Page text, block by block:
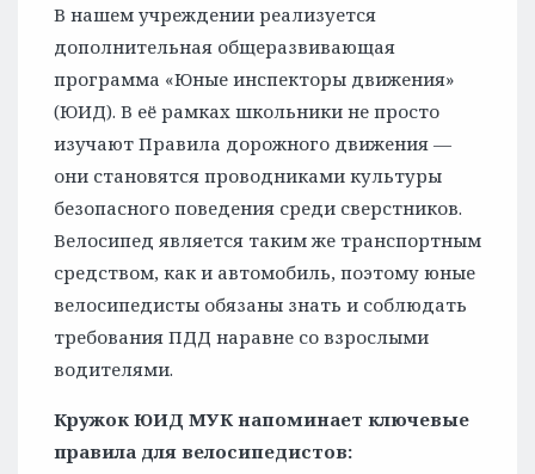
В нашем учреждении реализуется
дополнительная общеразвивающая
программа «Юные инспекторы движения»
(ЮИД). В её рамках школьники не просто
изучают Правила дорожного движения —
они становятся проводниками культуры
безопасного поведения среди сверстников.
Велосипед является таким же транспортным
средством, как и автомобиль, поэтому юные
велосипедисты обязаны знать и соблюдать
требования ПДД наравне со взрослыми
водителями.
Кружок ЮИД МУК напоминает ключевые
правила для велосипедистов: